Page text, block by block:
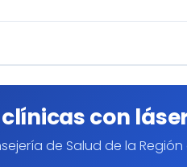
con
de Salud de la Región